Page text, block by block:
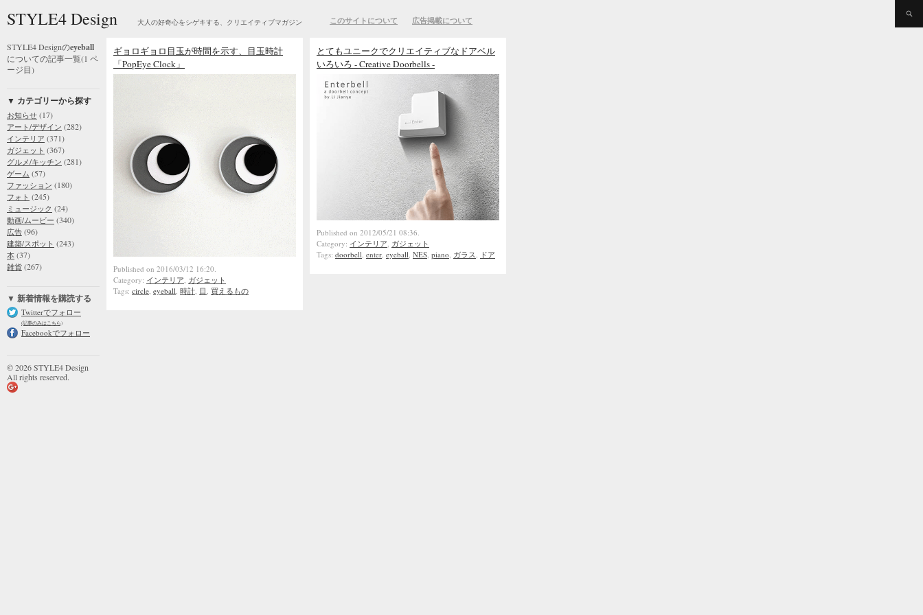
STYLE4 Design 大人の好奇心をシゲキする、クリエイティブマガジン このサイトについて 広告掲載について
STYLE4 Designのeyeball
についての記事一覧(1 ペ
ージ目)
▼ カテゴリーから探す
お知らせ (17)
アート/デザイン (282)
インテリア (371)
ガジェット (367)
グルメ/キッチン (281)
ゲーム (57)
ファッション (180)
フォト (245)
ミュージック (24)
動画/ムービー (340)
広告 (96)
建築/スポット (243)
本 (37)
雑貨 (267)
▼ 新着情報を購読する
Twitterでフォロー
(記事のみはこちら)
Facebookでフォロー
© 2026 STYLE4 Design
All rights reserved.
ギョロギョロ目玉が時間を示す、目玉時計
「PopEye Clock」
Published on 2016/03/12 16:20.
Category: インテリア, ガジェット
Tags: circle, eyeball, 時計, 目, 買えるもの
とてもユニークでクリエイティブなドアベル
いろいろ - Creative Doorbells -
Published on 2012/05/21 08:36.
Category: インテリア ガジェット
Tags: doorbell enter eyeball NES piano ガラス ドア